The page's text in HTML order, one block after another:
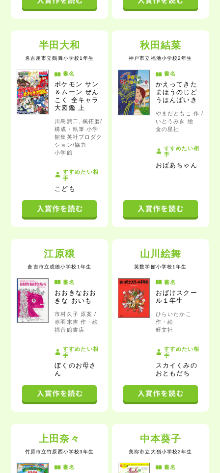
半田大和
名古屋市立鶴舞小学校1年生
書名
ポケモン サン
＆ムーン ぜん
こく 全キャラ
大図鑑 上
川島潤二, 楓拓磨/
構成・執筆 小学
館集英社プロダク
ション/協力
小学館
すすめたい相
手
こども
秋田結菜
神戸市立福池小学校2年生
書名
かえってきた
まほうのじど
うはんばいき
やまだともこ 作 /
いとうみき 絵
金の星社
すすめたい相
手
おばあちゃん
江原穣
倉吉市立成徳小学校1年生
書名
おおきなおお
きな おいも
市村久子 原案 /
赤羽末吉 作・絵
福音館書店
すすめたい相
手
ぼくのお母さ
ん
山川絵舞
英数学館小学校1年生
書名
おばけスクー
ル１年生
ひらいたかこ
作・絵
旺文社
すすめたい相
手
スカイくみの
おともだち
上田奈々
竹原市立竹原西小学校3年生
書名
中本葵子
美祢市立大嶺小学校2年生
書名